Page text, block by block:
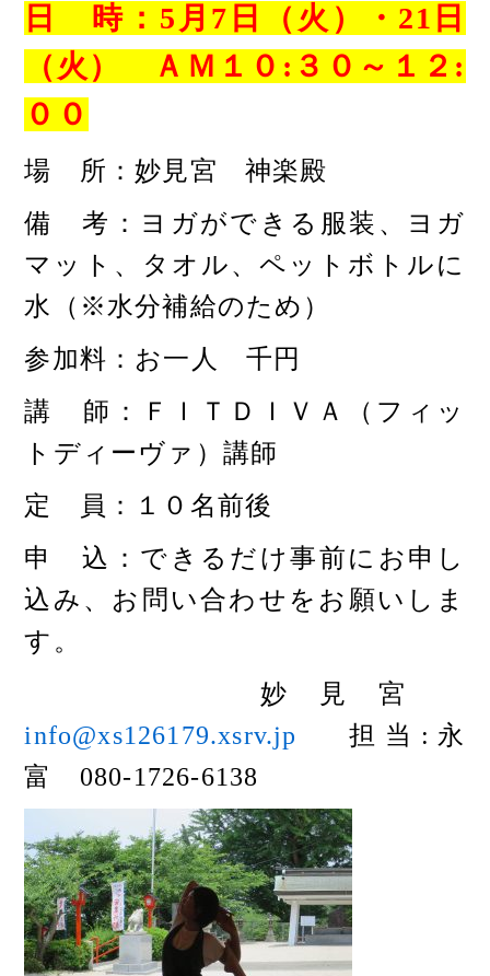
日 時：5 月7日（火）・21日
（火） ＡＭ１０:３０～１２:
００
場 所：妙見宮 神楽殿
備 考：ヨガができる服装、ヨガ
マット、タオル、 ペットボトルに
水（※水分補給のため）
参加料：お一人 千円
講 師：ＦＩＴＤＩＶＡ（フィッ
トディーヴァ）講師
定 員：１０名前後
申 込：できるだけ事前にお申し
込み、お問い合わせを お願いしま
す。
妙見宮
info@xs126179.xsrv.jp
担当:永
富 080-1726-6138